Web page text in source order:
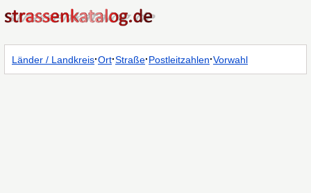
Länder / Landkreis·Ort·Straße·Postleitzahlen·Vorwahl